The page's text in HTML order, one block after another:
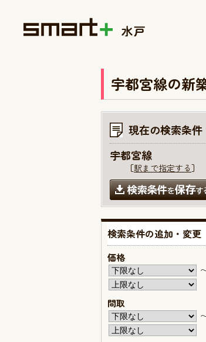
宇都宮線の新
現在の検索条件
宇都宮線
［駅まで指定する］
検索条件の追加・変更
価格
間取